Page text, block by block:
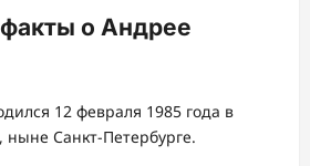
о Андрее
12 февраля 1985 года в
ныне Санкт-Петербурге.